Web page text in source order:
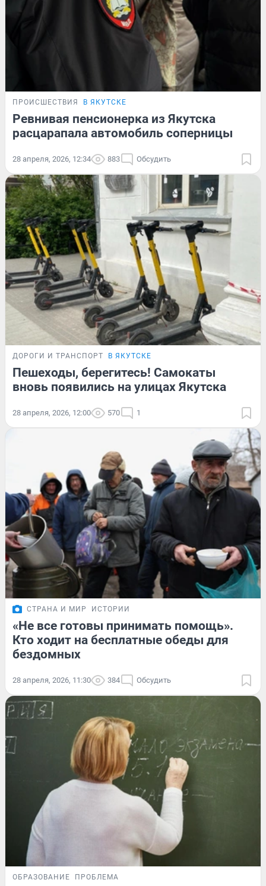
ПРОИСШЕСТВИЯ В ЯКУТСКЕ
Ревнивая пенсионерка из Якутска
расцарапала автомобиль соперницы
28 апреля, 2026, 12:34 883 Обсудить
ДОРОГИ И ТРАНСПОРТ В ЯКУТСКЕ
Пешеходы, берегитесь! Самокаты
вновь появились на улицах Якутска
28 апреля, 2026, 12:00 570 1
СТРАНА И МИР ИСТОРИИ
«Не все готовы принимать помощь».
Кто ходит на бесплатные обеды для
бездомных
28 апреля, 2026, 11:30 384 Обсудить
ОБРАЗОВАНИЕ ПРОБЛЕМА